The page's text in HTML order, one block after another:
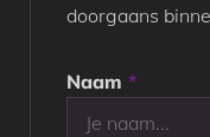
doorgaans
Naam *